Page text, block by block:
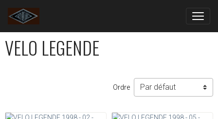
VELO LEGENDE
Ordre